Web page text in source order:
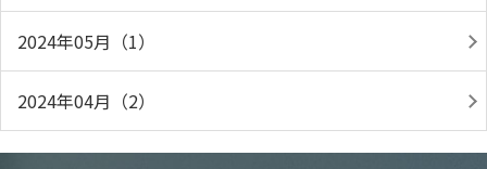
2024年05月（1）
2024年04月（2）